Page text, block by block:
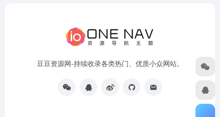
豆豆资源网-持续收录各类热门、优质小众网站。